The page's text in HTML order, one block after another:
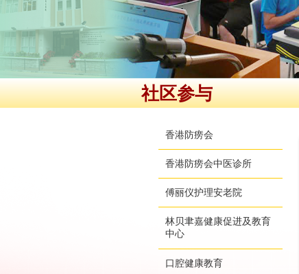
社区参与
香港防痨会
香港防痨会中医诊所
傅丽仪护理安老院
林贝聿嘉健康促进及教育
中心
口腔健康教育